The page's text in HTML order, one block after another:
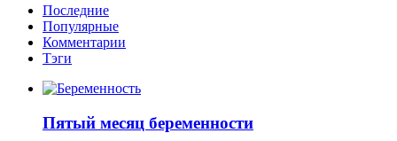
Последние
Популярные
Комментарии
Тэги
Пятый месяц беременности